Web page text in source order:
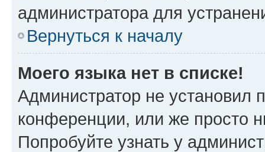
администратора для
Вернуться к началу
Моего языка нет в списке!
Администратор не установил
конференции, или же просто
Попробуйте узнать у